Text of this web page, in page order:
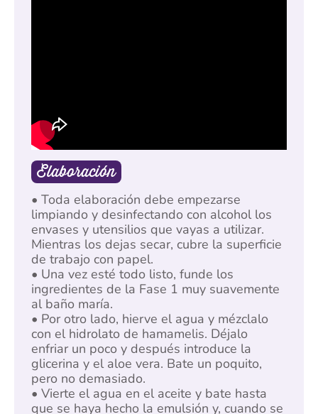
Elaboración
• Toda elaboración debe empezarse
limpiando y desinfectando con alcohol los
envases y utensilios que vayas a utilizar.
Mientras los dejas secar, cubre la superficie
de trabajo con papel.
• Una vez esté todo listo, funde los
ingredientes de la Fase 1 muy suavemente
al baño maría.
• Por otro lado, hierve el agua y mézclalo
con el hidrolato de hamamelis. Déjalo
enfriar un poco y después introduce la
glicerina y el aloe vera. Bate un poquito,
pero no demasiado.
• Vierte el agua en el aceite y bate hasta
que se haya hecho la emulsión y, cuando se